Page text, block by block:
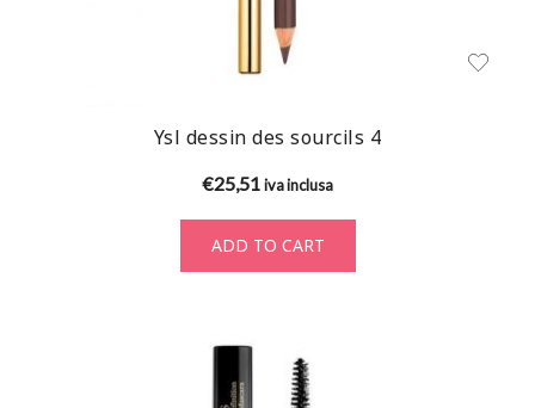
Ysl dessin des sourcils 4
€25,51iva inclusa
ADD TO CART